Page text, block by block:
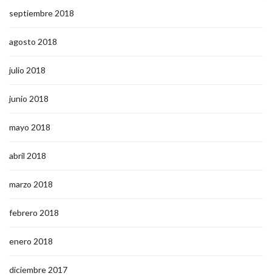
septiembre 2018
agosto 2018
julio 2018
junio 2018
mayo 2018
abril 2018
marzo 2018
febrero 2018
enero 2018
diciembre 2017